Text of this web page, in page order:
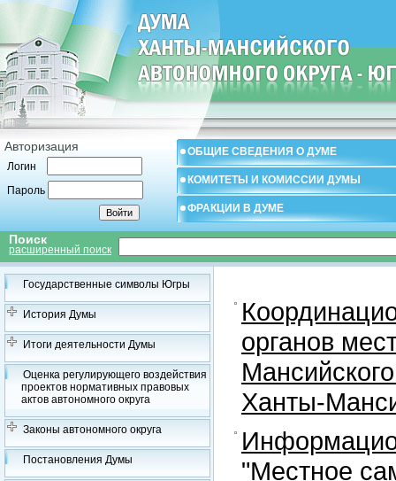
Авторизация
Логин
Пароль
ОБЩИЕ СВЕДЕНИЯ О ДУМЕ
КОМИТЕТЫ И КОМИССИИ ДУМЫ
ФРАКЦИИ В ДУМЕ
Поиск
расширенный поиск
Государственные символы Югры
История Думы
Итоги деятельности Думы
Оценка регулирующего воздействия
проектов нормативных правовых
актов автономного округа
Законы автономного округа
Постановления Думы
органов
Ханты-
"Местное